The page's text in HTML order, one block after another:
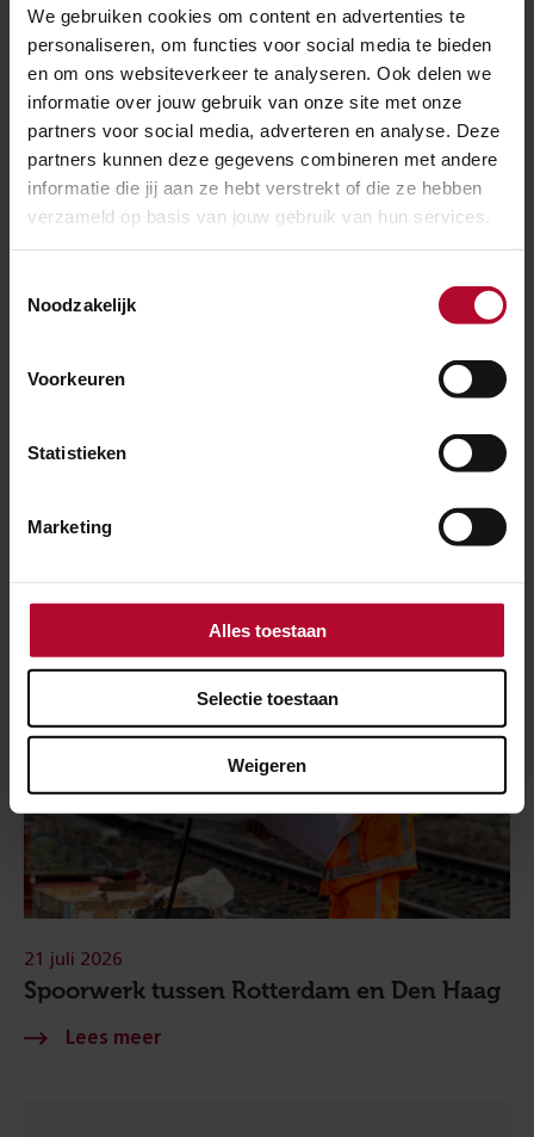
We gebruiken cookies om content en advertenties te
personaliseren, om functies voor social media te bieden
en om ons websiteverkeer te analyseren. Ook delen we
informatie over jouw gebruik van onze site met onze
partners voor social media, adverteren en analyse. Deze
partners kunnen deze gegevens combineren met andere
informatie die jij aan ze hebt verstrekt of die ze hebben
verzameld op basis van jouw gebruik van hun services.
Noodzakelijk
Voorkeuren
Statistieken
Marketing
Alles toestaan
Selectie toestaan
Weigeren
Weesp
Spoorwerk tussen Rotterdam en Den Haag
21 juli 2026